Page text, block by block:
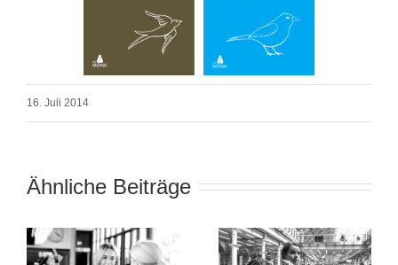
16. Juli 2014
Ähnliche Beiträge